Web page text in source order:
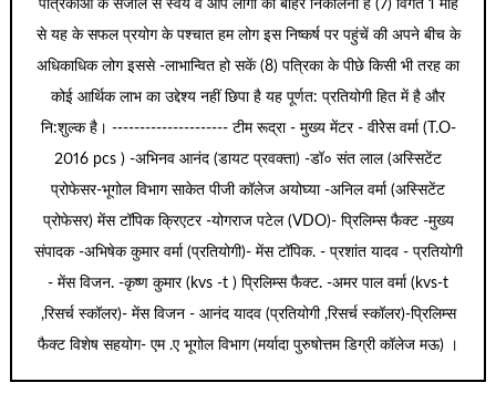
पत्रिकाओं के संजाल से स्वयं व आप लोगों को बाहर निकालना है (7) विगत 1 माह
से यह के सफल प्रयोग के पश्चात हम लोग इस निष्कर्ष पर पहुंचें की अपने बीच के
अधिकाधिक लोग इससे -लाभान्वित हो सकें (8) पत्रिका के पीछे किसी भी तरह का
कोई आर्थिक लाभ का उद्देश्य नहीं छिपा है यह पूर्णत: प्रतियोगी हित में है और
नि:शुल्क है। --------------------- टीम रूद्रा - मुख्य मेंटर - वीरेेस वर्मा (T.O-
2016 pcs ) -अभिनव आनंद (डायट प्रवक्ता) -डॉ० संत लाल (अस्सिटेंट
प्रोफेसर-भूगोल विभाग साकेत पीजी कॉलेज अयोघ्या -अनिल वर्मा (अस्सिटेंट
प्रोफेसर) मेंस टॉपिक क्रिएटर -योगराज पटेल (VDO)- प्रिलिम्स फैक्ट -मुख्य
संपादक -अभिषेक कुमार वर्मा (प्रतियोगी)- मेंस टॉपिक. - प्रशांत यादव - प्रतियोगी
- मेंस विजन. -कृष्ण कुमार (kvs -t ) प्रिलिम्स फैक्ट. -अमर पाल वर्मा (kvs-t
,रिसर्च स्कॉलर)- मेंस विजन - आनंद यादव (प्रतियोगी ,रिसर्च स्कॉलर)-प्रिलिम्स
फैक्ट विशेष सहयोग- एम .ए भूगोल विभाग (मर्यादा पुरुषोत्तम डिग्री कॉलेज मऊ) ।